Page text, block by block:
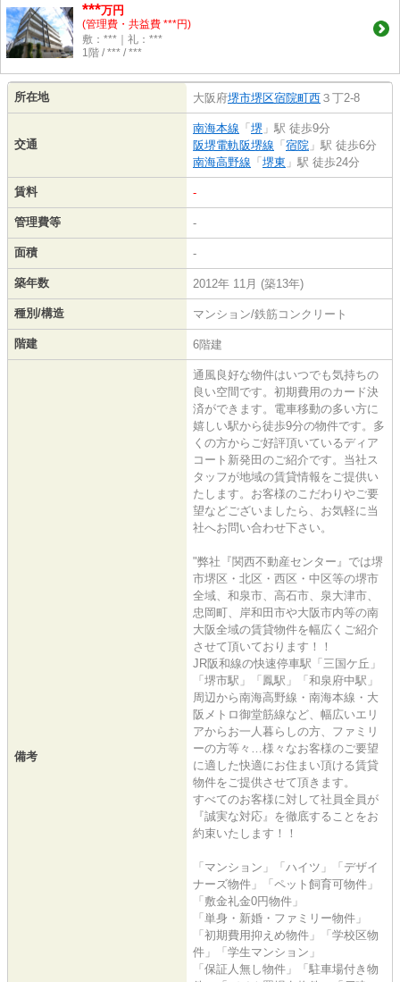
***万円
(管理費・共益費 ***円)
敷：***｜礼：***
1階 / *** / ***
所在地 大阪府堺市堺区宿院町西 ３丁2-8
交通
南海本線 「 堺 」駅 徒歩9分
阪堺電軌阪堺線 「 宿院 」駅 徒歩6分
南海高野線 「 堺東 」駅 徒歩24分
賃料 -
管理費等 -
面積 -
築年数 2012年 11月 (築13年)
種別/構造 マンション/鉄筋コンクリート
階建 6階建
備考
通風良好な物件はいつでも気持ちの
良い空間です。初期費用のカード決
済ができます。電車移動の多い方に
嬉しい駅から徒歩9分の物件です。多
くの方からご好評頂いているディア
コート新発田のご紹介です。当社ス
タッフが地域の賃貸情報をご提供い
たします。お客様のこだわりやご要
望などございましたら、お気軽に当
社へお問い合わせ下さい。
"弊社『関西不動産センター』では堺
市堺区・北区・西区・中区等の堺市
全域、和泉市、高石市、泉大津市、
忠岡町、岸和田市や大阪市内等の南
大阪全域の賃貸物件を幅広くご紹介
させて頂いております！！
JR阪和線の快速停車駅「三国ケ丘」
「堺市駅」「鳳駅」「和泉府中駅」
周辺から南海高野線・南海本線・大
阪メトロ御堂筋線など、幅広いエリ
アからお一人暮らしの方、ファミリ
ーの方等々…様々なお客様のご要望
に適した快適にお住まい頂ける賃貸
物件をご提供させて頂きます。
すべてのお客様に対して社員全員が
『誠実な対応』を徹底することをお
約束いたします！！
「マンション」「ハイツ」「デザイ
ナーズ物件」「ペット飼育可物件」
「敷金礼金0円物件」
「単身・新婚・ファミリー物件」
「初期費用抑えめ物件」「学校区物
件」「学生マンション」
「保証人無し物件」「駐車場付き物